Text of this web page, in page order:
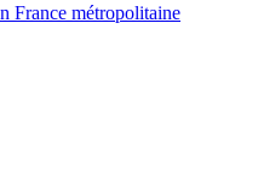
France métropolitaine